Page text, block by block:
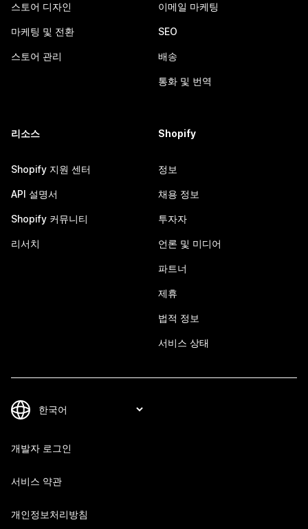
스토어 디자인
마케팅 및 전환
스토어 관리
이메일 마케팅
SEO
배송
통화 및 번역
리소스
Shopify 지원 센터
API 설명서
Shopify 커뮤니티
리서치
Shopify
정보
채용 정보
투자자
언론 및 미디어
파트너
제휴
법적 정보
서비스 상태
개발자 로그인
서비스 약관
개인정보처리방침